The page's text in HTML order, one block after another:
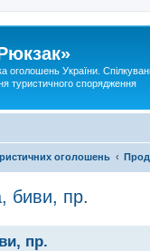
України.
туристичного спорядження
оголошень
биви, пр.
пр.